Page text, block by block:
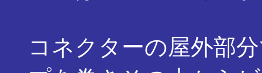
コネクターの屋外部